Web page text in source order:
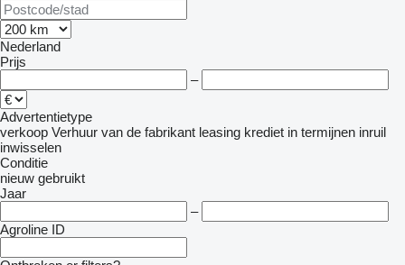
Nederland
Prijs
–
Advertentietype
verkoop Verhuur van de fabrikant leasing krediet in termijnen inruil
inwisselen
Conditie
nieuw gebruikt
Jaar
–
Agroline ID